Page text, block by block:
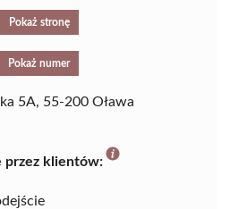
Pokaż stronę
Pokaż numer
5A, 55-200 Oława
przez klientów: